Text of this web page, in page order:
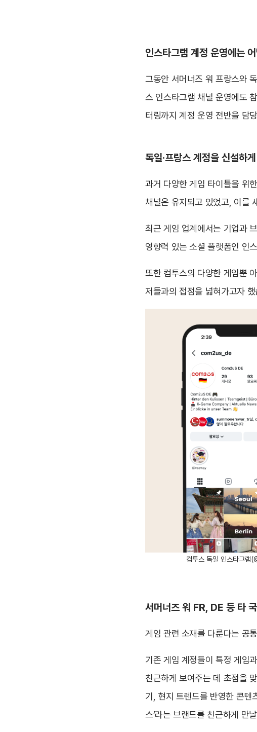
인스타그램 계정 운영에는
그동안 서머너즈 워 프랑스와
스 인스타그램 채널 운영에도
터링까지 계정 운영 전반을 담
독일·프랑스 계정을 신설하
과거 다양한 게임 타이틀을 위
채널은 유지되고 있었고, 이를
최근 게임 업계에서는 기업과
영향력 있는 소셜 플랫폼인 인
또한 컴투스의 다양한 게임뿐
저들과의 접점을 넓혀가고자 했
컴투스 독일 인스타그램
서머너즈 워 FR, DE 등 타
게임 관련 소재를 다룬다는 공
기존 게임 계정들이 특정 게임
친근하게 보여주는 데 초점을
기, 현지 트렌드를 반영한 콘텐
스’라는 브랜드를 친근하게 만